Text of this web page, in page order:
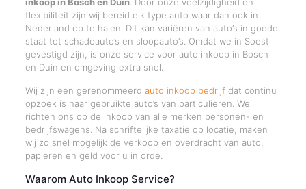
flexibiliteit zijn wij bereid elk type auto waar dan ook in
Nederland op te halen. Dit kan variëren van auto’s in goede
staat tot schadeauto’s en sloopauto’s. Omdat we in Soest
gevestigd zijn, is onze service voor auto inkoop in Bosch
en Duin en omgeving extra snel.
Wij zijn een gerenommeerd auto inkoop bedrijfdat continu
opzoek is naar gebruikte auto’s van particulieren. We
richten ons op de inkoop van alle merken personen- en
bedrijfswagens. Na schriftelijke taxatie op locatie, maken
wij zo snel mogelijk de verkoop en overdracht van auto,
papieren en geld voor u in orde.
Waarom Auto Inkoop Service?